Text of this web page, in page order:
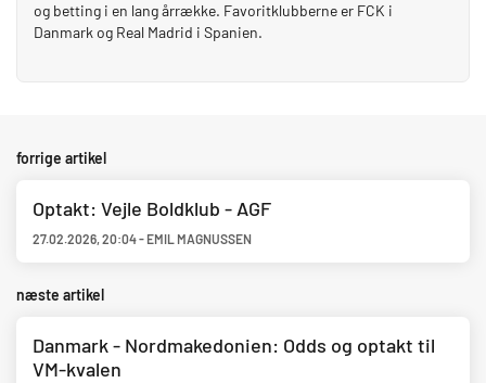
og betting i en lang årrække. Favoritklubberne er FCK i
Danmark og Real Madrid i Spanien.
forrige artikel
Optakt: Vejle Boldklub - AGF
27.02.2026,20:04- EMIL MAGNUSSEN
næste artikel
Danmark - Nordmakedonien: Odds og optakt til
VM-kvalen